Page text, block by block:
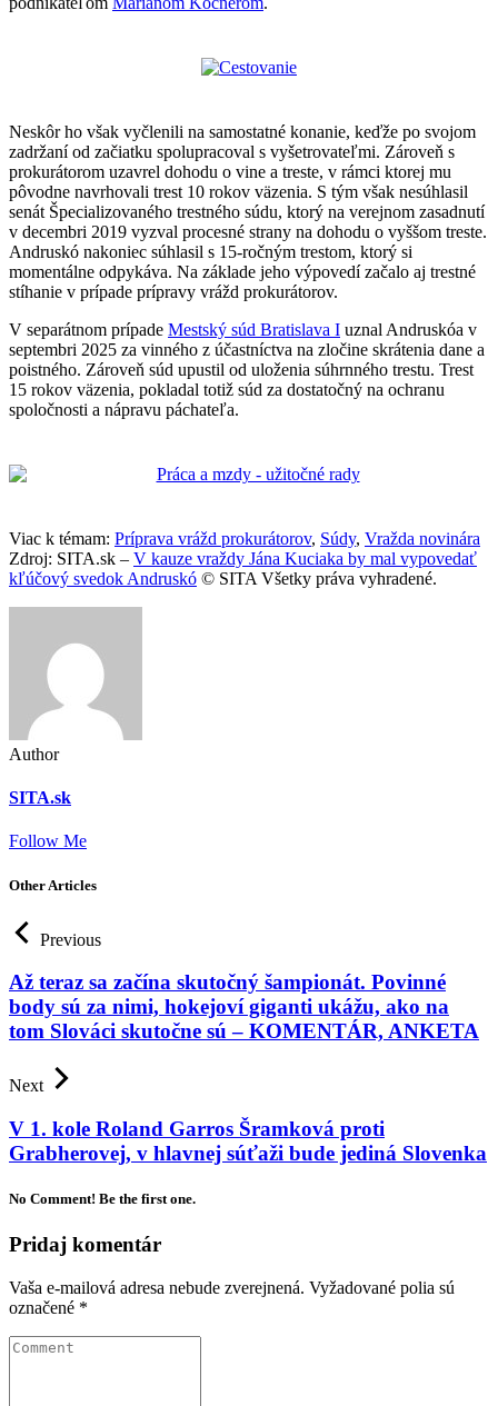
Neskôr ho však vyčlenili na samostatné konanie, keďže po svojom
zadržaní od začiatku spolupracoval s vyšetrovateľmi. Zároveň s
prokurátorom uzavrel dohodu o vine a treste, v rámci ktorej mu
pôvodne navrhovali trest 10 rokov väzenia. S tým však nesúhlasil
senát Špecializovaného trestného súdu, ktorý na verejnom zasadnutí
v decembri 2019 vyzval procesné strany na dohodu o vyššom treste.
Andruskó nakoniec súhlasil s 15-ročným trestom, ktorý si
momentálne odpykáva. Na základe jeho výpovedí začalo aj trestné
stíhanie v prípade prípravy vrážd prokurátorov.
V separátnom prípade Mestský súd Bratislava I uznal Andruskóa v
septembri 2025 za vinného z účastníctva na zločine skrátenia dane a
poistného. Zároveň súd upustil od uloženia súhrnného trestu. Trest
15 rokov väzenia, pokladal totiž súd za dostatočný na ochranu
spoločnosti a nápravu páchateľa.
Viac k témam: Príprava vrážd prokurátorov, Súdy, Vražda novinára
Zdroj: SITA.sk – V kauze vraždy Jána Kuciaka by mal vypovedať
kľúčový svedok Andruskó © SITA Všetky práva vyhradené.
Author
SITA.sk
Follow Me
Other Articles
Previous
Až teraz sa začína skutočný šampionát. Povinné
body sú za nimi, hokejoví giganti ukážu, ako na
tom Slováci skutočne sú – KOMENTÁR, ANKETA
Next
V 1. kole Roland Garros Šramková proti
Grabherovej, v hlavnej súťaži bude jediná Slovenka
No Comment! Be the first one.
Pridaj komentár
Vaša e-mailová adresa nebude zverejnená. Vyžadované polia sú
označené *